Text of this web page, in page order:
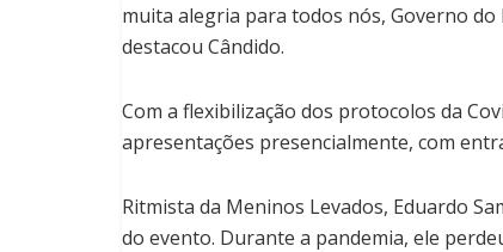
muita alegria para todos nós, Governo
destacou Cândido.
Com a flexibilização dos protocolos da
apresentações presencialmente, com
Ritmista da Meninos Levados, Eduardo
do evento. Durante a pandemia, ele